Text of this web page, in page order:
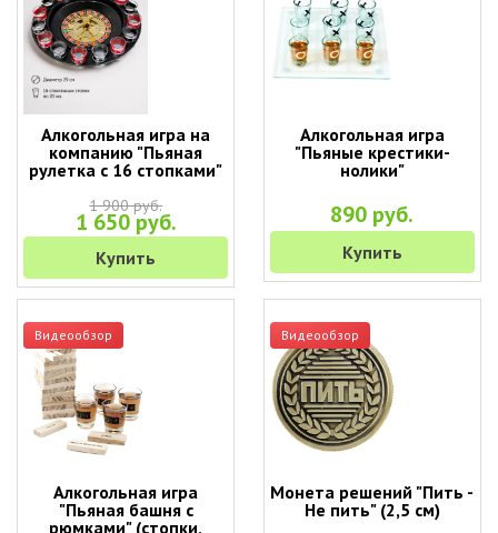
Алкогольная игра на
компанию "Пьяная
рулетка с 16 стопками"
1 900 руб.
1 650 руб.
Купить
Алкогольная игра
"Пьяные крестики-
нолики"
890 руб.
Купить
Видеообзор
Алкогольная игра
"Пьяная башня с
рюмками" (стопки,
Видеообзор
Монета решений "Пить -
Не пить" (2,5 см)